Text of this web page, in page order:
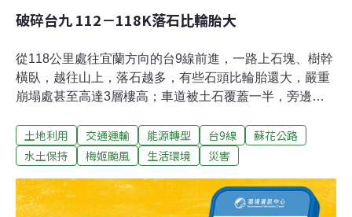
破碎台九 112－118K落石比輪胎大
從118公里處往宜蘭方向的台9線前進，一路上石塊、樹幹
橫臥，越往山上，落石越多，有些石頭比輪胎還大，嚴重
崩塌處甚至高達3層樓高；車道被土石覆蓋一半，旁邊山
躲，濺起一人高水花，壓過崩裂路面，人被顛得彈了起
來，像在溯溪。站在116公里處，已無法再前進，因為沒
路基全滑落到數百公尺深的山谷，留下約一個足球場大的
崩毀面，路面成了斷崖。救援人員只好以怪手鑿山另闢新
土地利用 交通運輸 能源轉型 台9線
蘇花公路
水土保持
梅姬颱風 生活環境 災害